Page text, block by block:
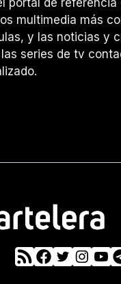
multimedia más
y las noticias y
series de tv